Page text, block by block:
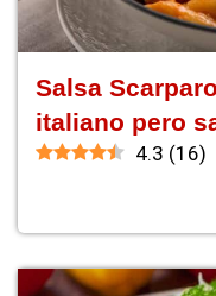
Salsa
italiano pero
4.3 (16)